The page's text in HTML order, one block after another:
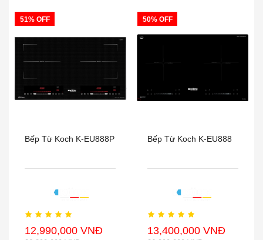
51% OFF
Bếp Từ Koch K-EU888P
12,990,000 VNĐ
50% OFF
Bếp Từ Koch K-EU888
13,400,000 VNĐ